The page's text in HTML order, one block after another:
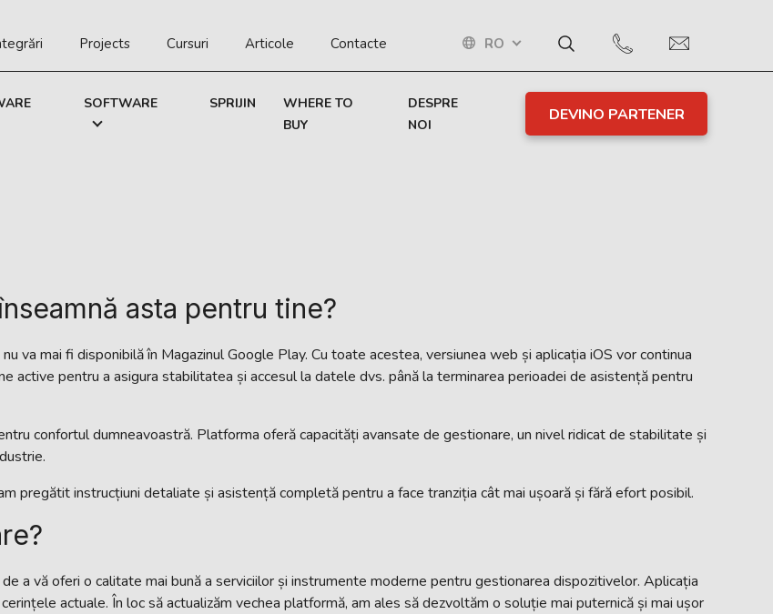
Projects Cursuri Articole Contacte RO
SOFTWARE SPRIJIN
WHERE TO
BUY
DESPRE
NOI
DEVINO PARTENER
asta pentru tine?
va mai fi disponibilă în Magazinul Google Play. Cu toate acestea, versiunea web și aplicația iOS vor continua
active pentru a asigura stabilitatea și accesul la datele dvs. până la terminarea perioadei de asistență pentru
confortul dumneavoastră. Platforma oferă capacități avansate de gestionare, un nivel ridicat de stabilitate și
pregătit instrucțiuni detaliate și asistență completă pentru a face tranziția cât mai ușoară și fără efort posibil.
a vă oferi o calitate mai bună a serviciilor și instrumente moderne pentru gestionarea dispozitivelor. Aplicația
actuale. În loc să actualizăm vechea platformă, am ales să dezvoltăm o soluție mai puternică și mai ușor